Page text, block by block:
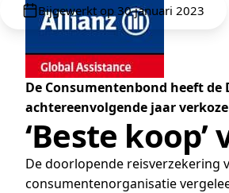
Bijgewerkt op 30 januari 2023
De Consumentenbond heeft
achtereenvolgende jaar
‘Beste
De doorlopende reisverzekering
consumentenorganisatie